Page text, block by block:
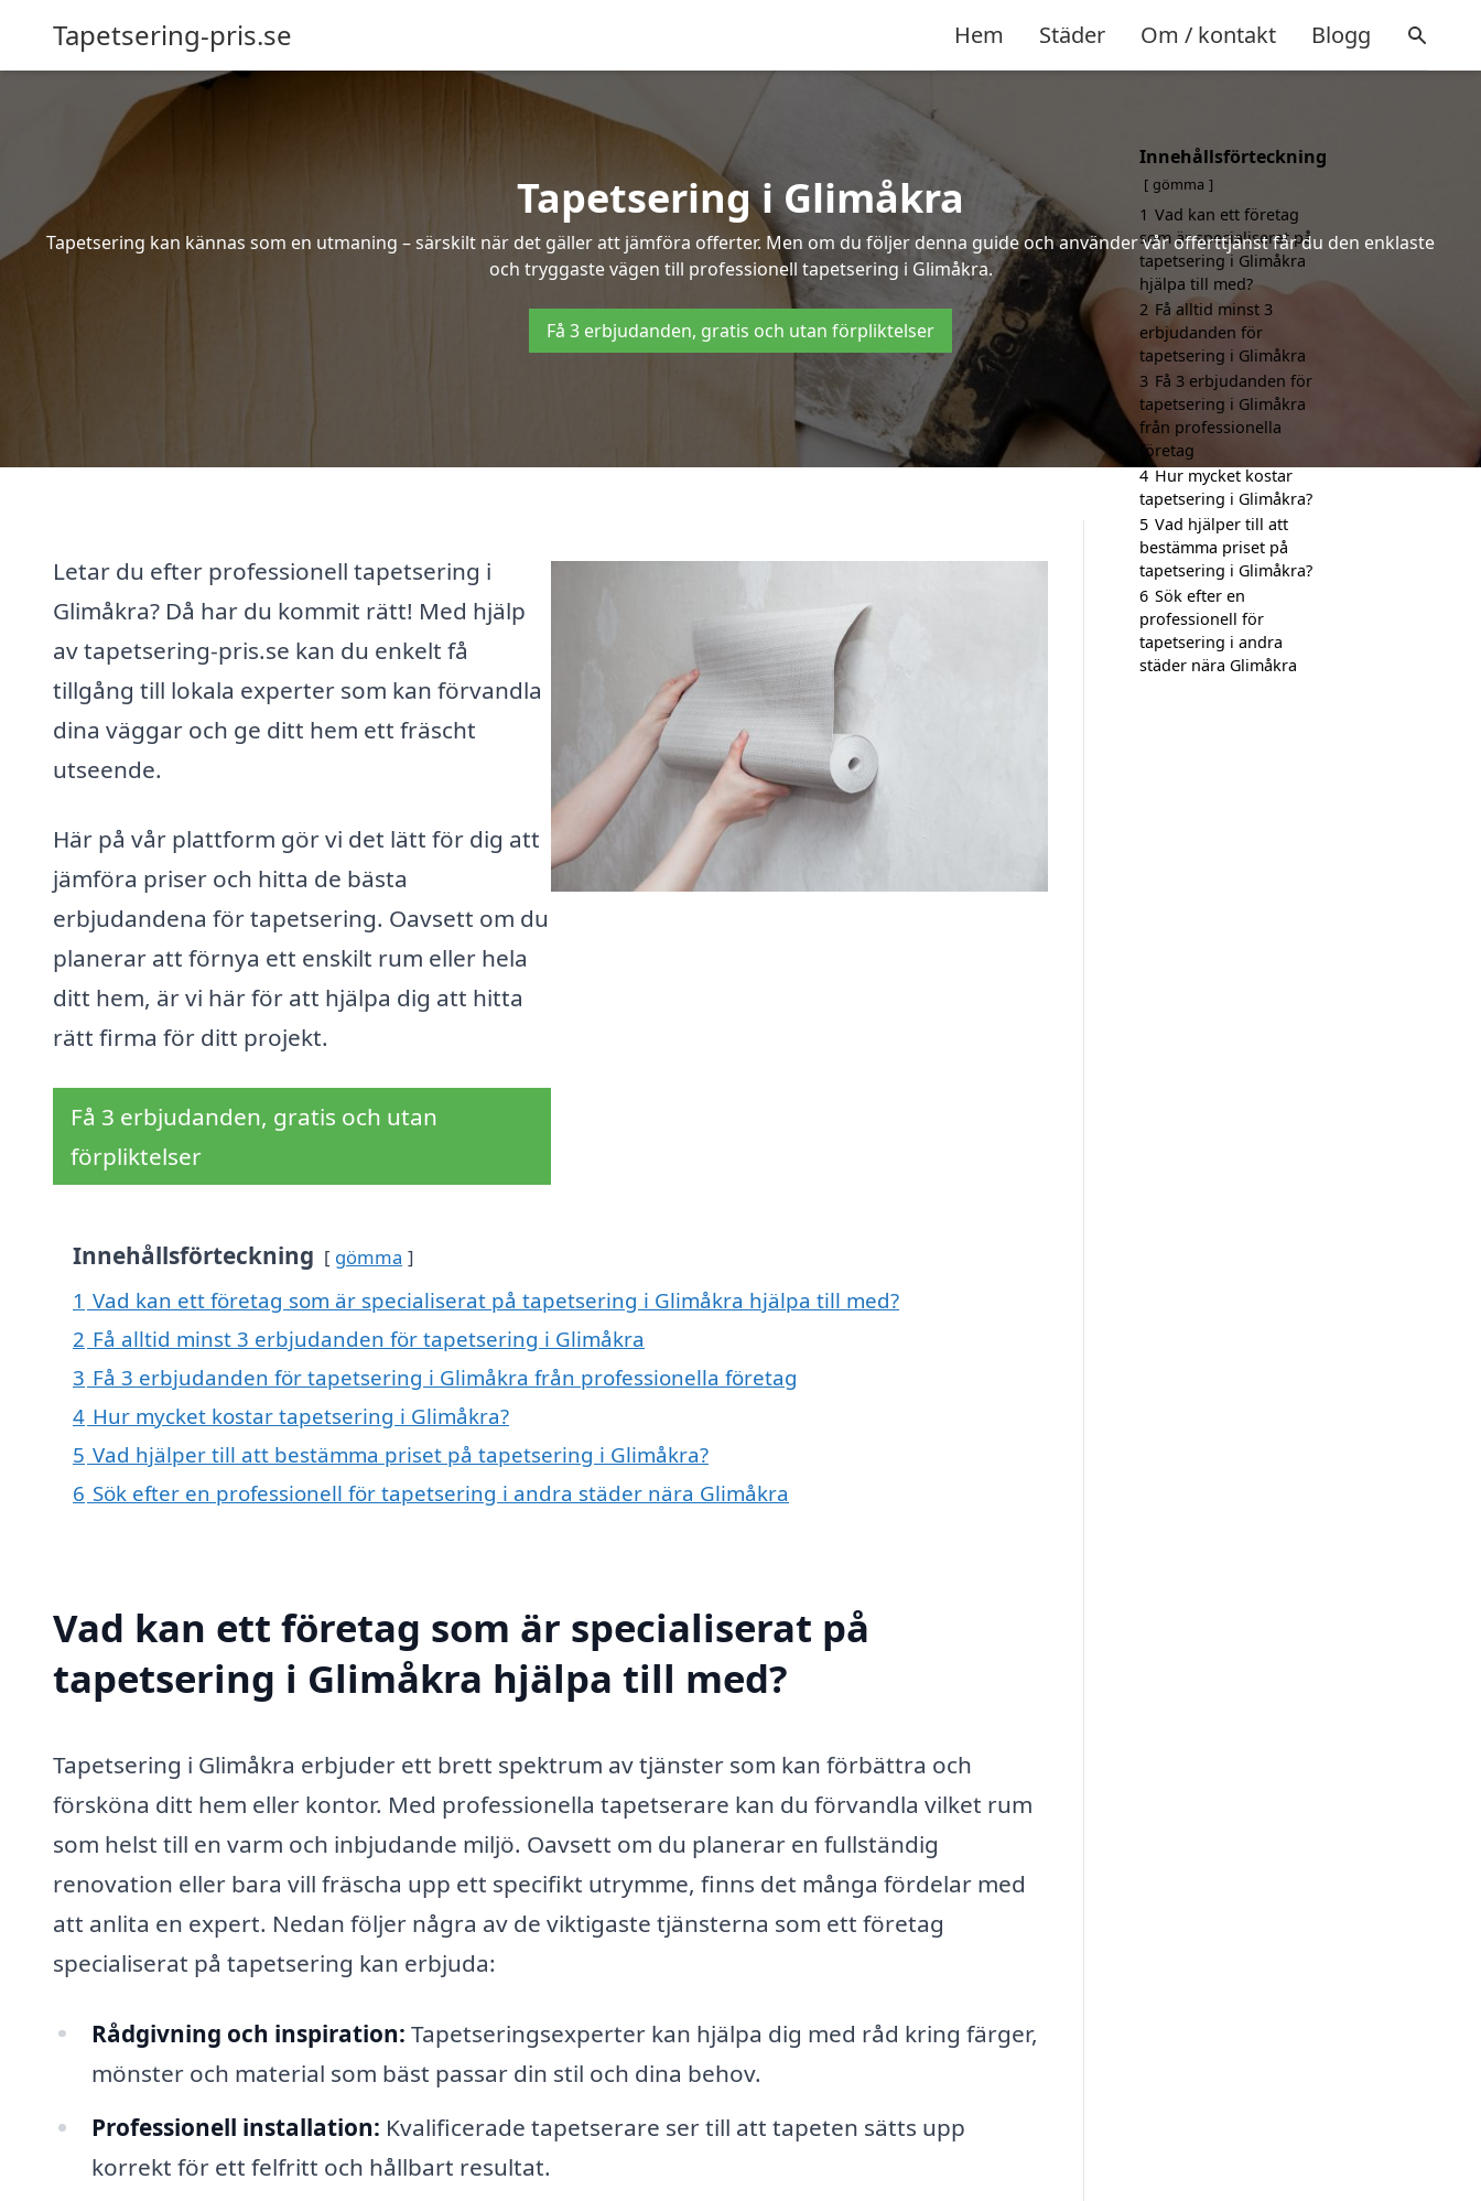
Tapetsering-pris.se Hem Städer Om / kontakt Blogg
Tapetsering i Glimåkra
Tapetsering kan kännas som en utmaning – särskilt när det gäller att jämföra offerter. Men om du följer denna guide och använder vår offerttjänst får du den enklaste
och tryggaste vägen till professionell tapetsering i Glimåkra.
Få 3 erbjudanden, gratis och utan förpliktelser
Letar du efter professionell tapetsering i
Glimåkra? Då har du kommit rätt! Med hjälp
av tapetsering-pris.se kan du enkelt få
tillgång till lokala experter som kan förvandla
dina väggar och ge ditt hem ett fräscht
utseende.
Här på vår plattform gör vi det lätt för dig att
jämföra priser och hitta de bästa
erbjudandena för tapetsering. Oavsett om du
planerar att förnya ett enskilt rum eller hela
ditt hem, är vi här för att hjälpa dig att hitta
rätt firma för ditt projekt.
Få 3 erbjudanden, gratis och utan
förpliktelser
Innehållsförteckning gömma
1 Vad kan ett företag som är specialiserat på tapetsering i Glimåkra hjälpa till med?
2 Få alltid minst 3 erbjudanden för tapetsering i Glimåkra
3 Få 3 erbjudanden för tapetsering i Glimåkra från professionella företag
4 Hur mycket kostar tapetsering i Glimåkra?
5 Vad hjälper till att bestämma priset på tapetsering i Glimåkra?
6 Sök efter en professionell för tapetsering i andra städer nära Glimåkra
Vad kan ett företag som är specialiserat på
tapetsering i Glimåkra hjälpa till med?
Tapetsering i Glimåkra erbjuder ett brett spektrum av tjänster som kan förbättra och
försköna ditt hem eller kontor. Med professionella tapetserare kan du förvandla vilket rum
som helst till en varm och inbjudande miljö. Oavsett om du planerar en fullständig
renovation eller bara vill fräscha upp ett specifikt utrymme, finns det många fördelar med
att anlita en expert. Nedan följer några av de viktigaste tjänsterna som ett företag
specialiserat på tapetsering kan erbjuda:
Rådgivning och inspiration: Tapetseringsexperter kan hjälpa dig med råd kring färger,
mönster och material som bäst passar din stil och dina behov.
Professionell installation: Kvalificerade tapetserare ser till att tapeten sätts upp
korrekt för ett felfritt och hållbart resultat.
Innehållsförteckning
gömma
1 Vad kan ett företag
som är specialiserat på
tapetsering i Glimåkra
hjälpa till med?
2 Få alltid minst 3
erbjudanden för
tapetsering i Glimåkra
3 Få 3 erbjudanden för
tapetsering i Glimåkra
från professionella
företag
4 Hur mycket kostar
tapetsering i Glimåkra?
5 Vad hjälper till att
bestämma priset på
tapetsering i Glimåkra?
6 Sök efter en
professionell för
tapetsering i andra
städer nära Glimåkra